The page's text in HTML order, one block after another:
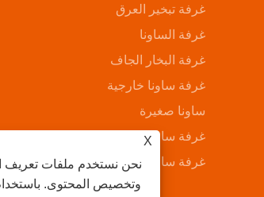
غرفة تبخير العرق
غرفة الساونا
غرفة البخار الجاف
غرفة ساونا خارجية
ساونا صغيرة
غرفة ساونا البخار
غرفة ساونا دلو خشبي
X
نحن نستخدم ملفات تعريف
وتخصيص المحتوى.